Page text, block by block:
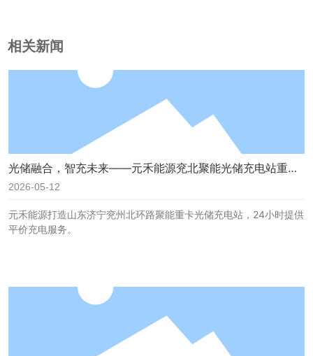
相关新闻
光储融合，智充未来——元禾能源兖北聚能光储充电站重塑
绿色补能新生态
2026-05-12
元禾能源打造山东济宁兖州北环路聚能重卡光储充电站，24小时提供
平价充电服务。